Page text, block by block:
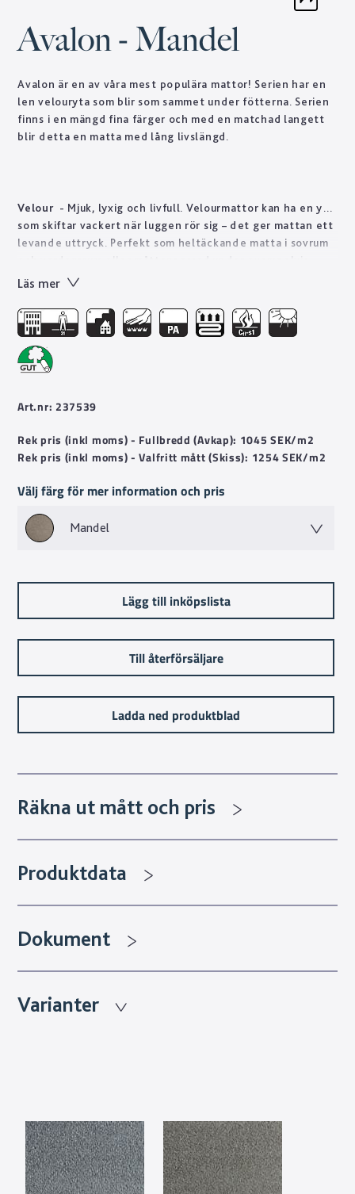
Avalon - Mandel
Avalon är en av våra mest populära mattor! Serien har en
len velouryta som blir som sammet under fötterna. Serien
finns i en mängd fina färger och med en matchad langett
blir detta en matta med lång livslängd.
Velour - Mjuk, lyxig och livfull. Velourmattor kan ha en yta
som skiftar vackert när luggen rör sig – det ger mattan ett
levande uttryck. Perfekt som heltäckande matta i sovrum
soffan. Golvabia har ett stort utbud av velourmattor i olika
hållbar i även offentliga miljöer som hotellrum, butik och
restaurang.
Läs mer
Art.nr: 237539
Rek pris (inkl moms) - Fullbredd (Avkap): 1045 SEK/m2
Rek pris (inkl moms) - Valfritt mått (Skiss): 1254 SEK/m2
Välj färg för mer information och pris
Mandel
Lägg till inköpslista
Till återförsäljare
Ladda ned produktblad
Räkna ut mått och pris
Produktdata
Dokument
Varianter